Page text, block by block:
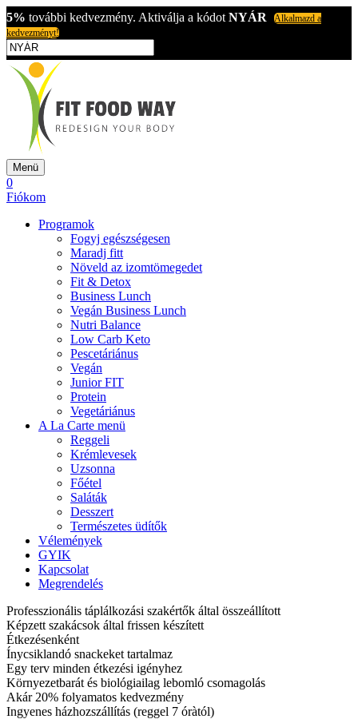
5% további kedvezmény. Aktiválja a kódot NYÁR
Alkalmazd a
kedvezményt!
Menü
0
Fiókom
Programok
Fogyj egészségesen
Maradj fitt
Növeld az izomtömegedet
Fit & Detox
Business Lunch
Vegán Business Lunch
Nutri Balance
Low Carb Keto
Pescetáriánus
Vegán
Junior FIT
Protein
Vegetáriánus
A La Carte menü
Reggeli
Krémlevesek
Uzsonna
Főétel
Saláták
Desszert
Természetes üdítők
Vélemények
GYIK
Kapcsolat
Megrendelés
Professzionális táplálkozási szakértők által összeállított
Képzett szakácsok által frissen készített
Étkezésenként
Ínycsiklandó snackeket tartalmaz
Egy terv minden étkezési igényhez
Környezetbarát és biológiailag lebomló csomagolás
Akár 20% folyamatos kedvezmény
Ingyenes házhozszállítás (reggel 7 óràtól)